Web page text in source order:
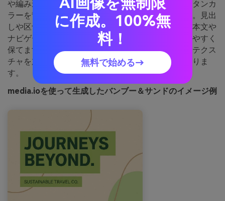
や編み込みテクスチャを彷彿とさせます。サンドやタンカ
ラーを背景にすると、開放感と高級感が高まります。見出
しや区切りにはグリーンを重ね、ダークグリーンは本文や
ナビゲーションにも最適で、暖かい紙の上でも読みやすく
保てます。アドバイス：繊細なグレインや再生紙風テクス
チャを加えると、オーガニックな世界観がより伝わりま
す。
media.ioを使って生成したバンブー＆サンドのイメージ例
に作成。100%無
料！
無料で始める→